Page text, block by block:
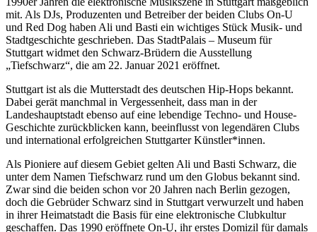
mit. Als DJs, Produzenten und Betreiber der beiden Clubs On-U
und Red Dog haben Ali und Basti ein wichtiges Stück Musik- und
Stadtgeschichte geschrieben. Das StadtPalais – Museum für
Stuttgart widmet den Schwarz-Brüdern die Ausstellung
„Tiefschwarz“, die am 22. Januar 2021 eröffnet.
Stuttgart ist als die Mutterstadt des deutschen Hip-Hops bekannt.
Dabei gerät manchmal in Vergessenheit, dass man in der
Landeshauptstadt ebenso auf eine lebendige Techno- und House-
Geschichte zurückblicken kann, beeinflusst von legendären Clubs
und international erfolgreichen Stuttgarter Künstler*innen.
Als Pioniere auf diesem Gebiet gelten Ali und Basti Schwarz, die
unter dem Namen Tiefschwarz rund um den Globus bekannt sind.
Zwar sind die beiden schon vor 20 Jahren nach Berlin gezogen,
doch die Gebrüder Schwarz sind in Stuttgart verwurzelt und haben
in ihrer Heimatstadt die Basis für eine elektronische Clubkultur
geschaffen. Das 1990 eröffnete On-U, ihr erstes Domizil für damals